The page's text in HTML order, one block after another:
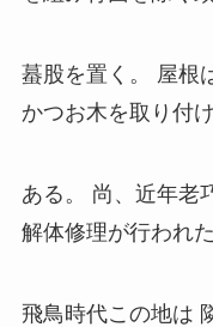
蟇股を置く。 屋根
かつお木を取り付
ある。 尚、近年老
解体修理が行われた
飛鳥時代この地は